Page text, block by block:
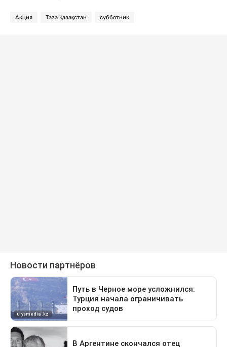
Акция Таза Қазақстан субботник